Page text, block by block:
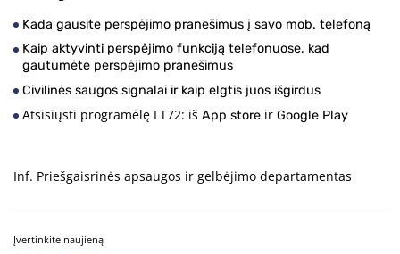
Kada gausite perspėjimo pranešimus į savo mob. telefoną
Kaip aktyvinti perspėjimo funkciją telefonuose, kad
gautumėte perspėjimo pranešimus
Civilinės saugos signalai ir kaip elgtis juos išgirdus
Atsisiųsti programėlę LT72: iš App store ir Google Play
Inf. Priešgaisrinės apsaugos ir gelbėjimo departamentas
Įvertinkite naujieną